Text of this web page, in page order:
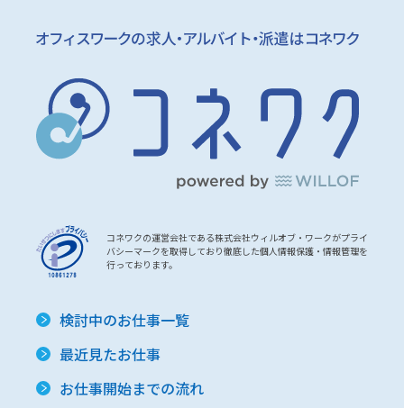
コネワクの運営会社である株式会社ウィルオブ・ワークがプライ
バシーマークを取得しており徹底した個人情報保護・情報管理を
行っております。
検討中のお仕事一覧
最近見たお仕事
お仕事開始までの流れ